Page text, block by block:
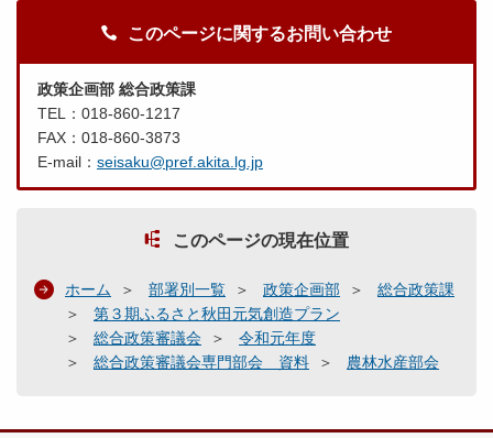
このページに関するお問い合わせ
政策企画部 総合政策課
TEL：018-860-1217
FAX：018-860-3873
E-mail： seisaku@pref.akita.lg.jp
このページの現在位置
ホーム 部署別一覧 政策企画部
総合政策課
第３期ふるさと秋田元気創造プラン
総合政策審議会
令和元年度
総合政策審議会専門部会 資料
農林水産部会